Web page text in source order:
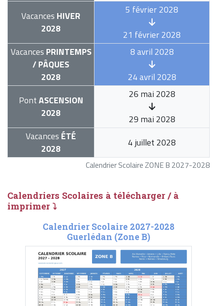
Calendrier Scolaire ZONE B 2027-2028
Vacances HIVER
2028
5 février 2028
21 février 2028
Vacances PRINTEMPS
/ PÂQUES
2028
8 avril 2028
24 avril 2028
PontASCENSION
2028
26 mai 2028
29 mai 2028
Vacances ÉTÉ
2028
4 juillet 2028
Calendriers Scolaires à télécharger / à
imprimer ⤵
Calendrier Scolaire 2027-2028
Guerlédan (Zone B)